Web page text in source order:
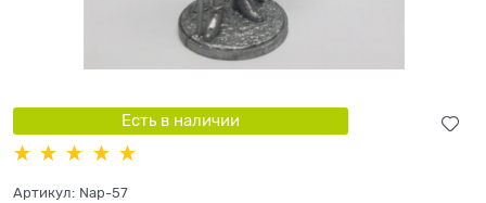
Есть в наличии
Артикул: Nap-57